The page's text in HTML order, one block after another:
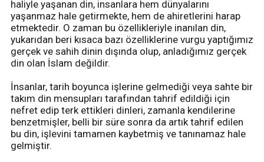
haliyle yaşanan din, insanlara hem dünyalarını
yaşanmaz hale getirmekte, hem de ahiretlerini harap
etmektedir. O zaman bu özellikleriyle inanılan din,
yukarıdan beri kısaca bazı özelliklerine vurgu yaptığımız
gerçek ve sahih dinin dışında olup, anladığımız gerçek
din olan İslam değildir.
İnsanlar, tarih boyunca işlerine gelmediği veya sahte bir
takım din mensupları tarafından tahrif edildiği için
nefret edip terk ettikleri dinleri, zamanla kendilerine
benzetmişler, belli bir süre sonra da artık tahrif edilen
bu din, işlevini tamamen kaybetmiş ve tanınamaz hale
gelmiştir.